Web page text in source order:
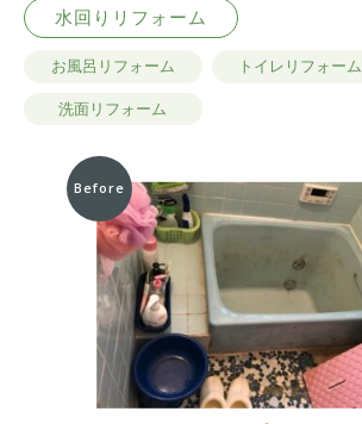
水回りリフォーム
お風呂リフォーム トイレリフォーム
洗面リフォーム
Before